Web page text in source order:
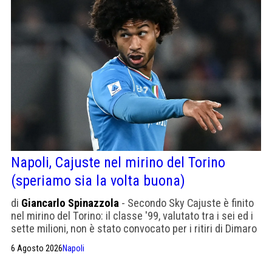
Napoli, Cajuste nel mirino del Torino
(speriamo sia la volta buona)
di Giancarlo Spinazzola - Secondo Sky Cajuste è finito
nel mirino del Torino: il classe '99, valutato tra i sei ed i
sette milioni, non è stato convocato per i ritiri di Dimaro
6 Agosto 2026Napoli